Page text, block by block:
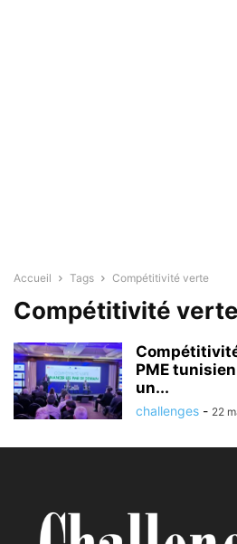
Accueil Tags Compétitivité verte
Compétitivité verte
PME
un...
challenges - 22